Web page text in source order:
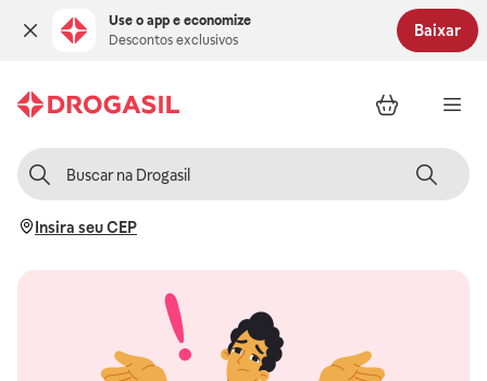
Use o app e economize
Descontos exclusivos
Baixar
Insira seu CEP